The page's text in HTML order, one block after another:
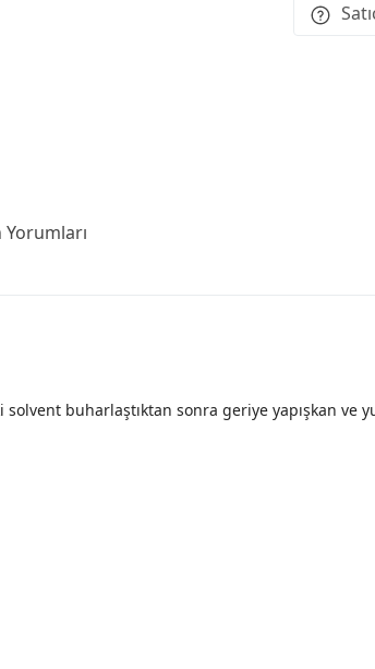
solvent buharlaştıktan sonra geriye yapışkan ve